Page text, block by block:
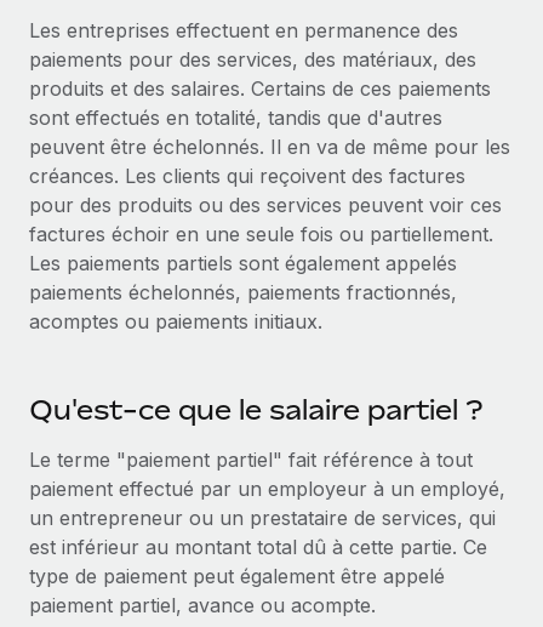
Intégrez et gérez vos freelances partout dans le monde
PEO
Sous-traitez les opérations complexes liées à l’emploi
INFRASTRUCTURE
Intégration Remote
Intégrez vos RH aux flux de travail en toute simplicité
Plateforme
Connectez n'importe quel outil d’IA à Remote grâce à
notre MCP
Intégrations
Rationalisez vos processus avec des outils essentiels
SERVICES
Examinez notre service par rapport aux autres
CROISSANCE
Start-ups
Des solutions agiles et internationales pour les RH et la
paie des entreprises en pleine croissance
Entreprises intermédiaires
Développez vos équipes avec des solutions RH sur
mesure
Les RH à l’international pour les grandes entreprises
TRAVAILLONS ENSEMBLE
Partenaires stratégiques de la tech
Intégrez les RH à l’international de manière flexible
Devenir partenaire
pays
Calculateur de paiement des freelances
Découvrez les devises disponibles et les vitesses de
paiement pour vos freelances internationaux
APPRENDRE AVEC REMOTE
Recherche et guides
Études de cas
Checklists et modèles
Descriptions de postes
Webinaires
Événements
Salle de presse
Nederlands
Français
Deutsch
Español
Italiano
Português (Portugal)
日本語
한국어
中文（简体）
Connexion
Les entreprises effectuent en permanence des
paiements pour des services, des matériaux, des
produits et des salaires. Certains de ces paiements
sont effectués en totalité, tandis que d'autres
peuvent être échelonnés. Il en va de même pour les
créances. Les clients qui reçoivent des factures
pour des produits ou des services peuvent voir ces
factures échoir en une seule fois ou partiellement.
Les paiements partiels sont également appelés
paiements échelonnés, paiements fractionnés,
acomptes ou paiements initiaux.
Qu'est-ce que le salaire partiel ?
Le terme "paiement partiel" fait référence à tout
paiement effectué par un employeur à un employé,
un entrepreneur ou un prestataire de services, qui
est inférieur au montant total dû à cette partie. Ce
type de paiement peut également être appelé
paiement partiel, avance ou acompte.